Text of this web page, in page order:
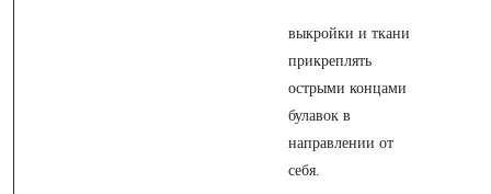
выкройки и ткани
прикреплять
острыми концами
булавок в
направлении от
себя.